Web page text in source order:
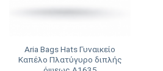
Aria Bags Hats Γυναικείο
Καπέλο Πλατύγυρο διπλής